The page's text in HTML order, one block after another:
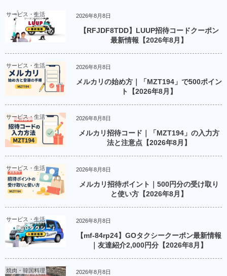
サービス・生活 2026年8月8日
【RFJDF8TDD】LUUP招待コードクーポン
最新情報【2026年8月】
サービス・生活 2026年8月8日
メルカリの始め方｜「MZT194」で500ポイン
ト【2026年8月】
サービス・生活 2026年8月8日
メルカリ招待コード｜「MZT194」の入力方
法と注意点【2026年8月】
サービス・生活 2026年8月8日
メルカリ招待ポイント｜500円分の受け取り
と使い方【2026年8月】
サービス・生活 2026年8月8日
【mf-84rp24】GOタクシークーポン最新情報
｜友達紹介2,000円分【2026年8月】
焼肉・韓国料理 2026年8月8日